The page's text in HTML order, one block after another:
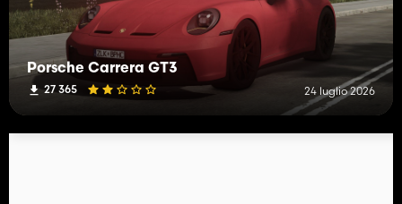
Porsche Carrera GT3
27 365 24 luglio 2026